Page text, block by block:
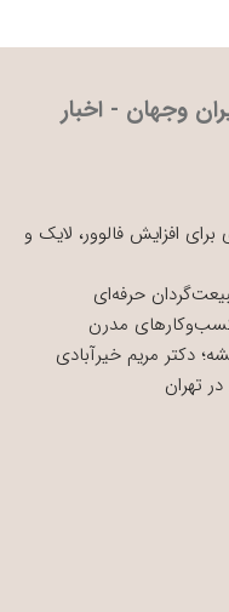
وجهان - اخبار
افزایش فالوور، لایک و
حرفه‌ای
کسب‌وکارهای مدرن
دکتر مریم خیرآبادی
تهران